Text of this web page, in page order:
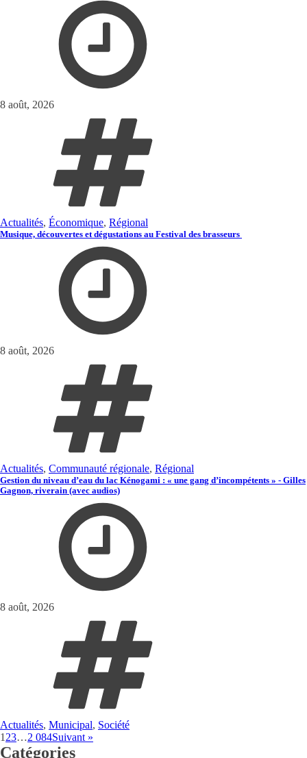
8 août, 2026
Actualités, Économique, Régional
Musique, découvertes et dégustations au Festival des brasseurs
8 août, 2026
Actualités, Communauté régionale, Régional
Gestion du niveau d’eau du lac Kénogami : « une gang d’incompétents » - Gilles
Gagnon, riverain (avec audios)
8 août, 2026
Actualités, Municipal, Société
1 23…2 084Suivant »
Catégories